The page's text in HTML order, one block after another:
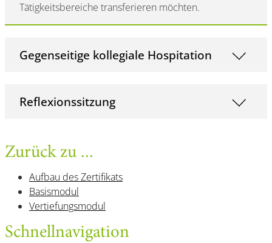
Tätigkeitsbereiche transferieren möchten.
Gegenseitige kollegiale Hospitation
Reflexionssitzung
Zurück zu ...
Aufbau des Zertifikats
Basismodul
Vertiefungsmodul
Schnellnavigation